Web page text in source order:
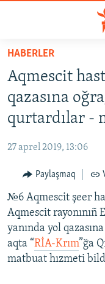
Esas
qaytmaq
Baş
navigatsiyağa
qaytmaq
Qıdıruvğa
qaytmaq
SİYASET
İQTİSADİYAT
MEDENİYET
İNSAN AQLARI
VİDEO
SÜRET
BLOGLAR
FİKİR
HABERLER
Aqmescit
qazasına
qurtardılar -
27 aprel 2019, 13:06
Paylaşmaq
№6 Aqmescit şeer
Aqmescit rayonınıñ
yanında yol
aqta “RİA-Krım”ğa
matbuat hızmeti